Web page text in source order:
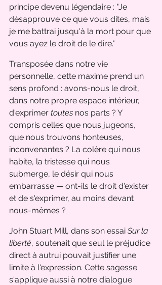
principe devenu légendaire : "Je
désapprouve ce que vous dites, mais
je me battrai jusqu'à la mort pour que
vous ayez le droit de le dire."
Transposée dans notre vie
personnelle, cette maxime prend un
sens profond : avons-nous le droit,
dans notre propre espace intérieur,
d'exprimer toutes nos parts ? Y
compris celles que nous jugeons,
que nous trouvons honteuses,
inconvenantes ? La colère qui nous
habite, la tristesse qui nous
submerge, le désir qui nous
embarrasse — ont-ils le droit d'exister
et de s'exprimer, au moins devant
nous-mêmes ?
John Stuart Mill, dans son essai Sur la
liberté, soutenait que seul le préjudice
direct à autrui pouvait justifier une
limite à l'expression. Cette sagesse
s'applique aussi à notre dialogue